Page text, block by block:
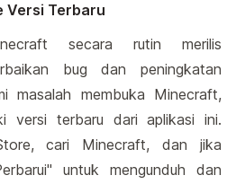
Versi Terbaru
secara rutin merilis
bug dan peningkatan
masalah membuka Minecraft,
versi terbaru dari aplikasi ini.
cari Minecraft, dan jika
untuk mengunduh dan